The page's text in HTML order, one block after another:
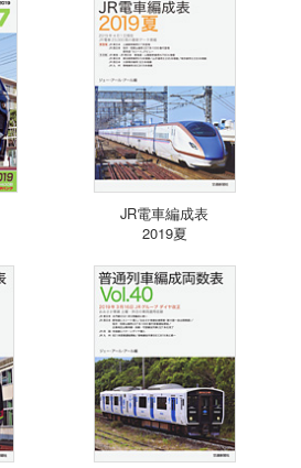
JR電車編成表
2019夏